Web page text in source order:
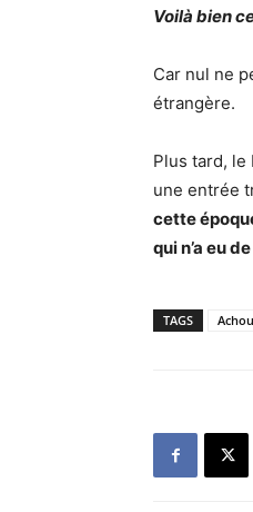
Voilà bien
Car nul ne
étrangère.
Plus tard, le
une entrée
cette
qui n’a eu
TAGS